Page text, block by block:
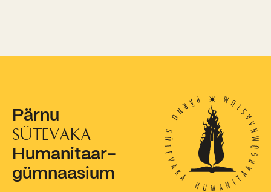
Pärnu
SÜTEVAKA
Humanitaar-
gümnaasium